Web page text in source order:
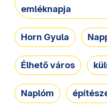
emléknapja
Horn Gyula
Élhető város
Naplóm